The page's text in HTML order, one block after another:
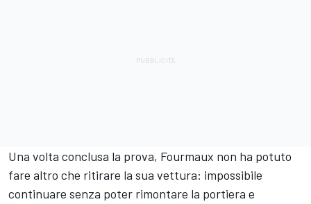
Una volta conclusa la prova, Fourmaux non ha potuto
fare altro che ritirare la sua vettura: impossibile
continuare senza poter rimontare la portiera e